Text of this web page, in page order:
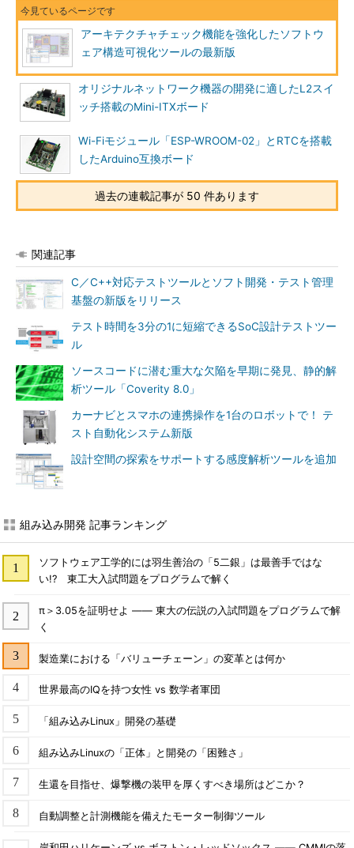
アーキテクチャチェック機能を強化したソフトウ
ェア構造可視化ツールの最新版
オリジナルネットワーク機器の開発に適したL2スイ
ッチ搭載のMini-ITXボード
Wi-Fiモジュール「ESP-WROOM-02」とRTCを搭載
したArduino互換ボード
過去の連載記事が 50 件あります
関連記事
C／C++対応テストツールとソフト開発・テスト管理
基盤の新版をリリース
テスト時間を3分の1に短縮できるSoC設計テストツー
ル
ソースコードに潜む重大な欠陥を早期に発見、静的解
析ツール「Coverity 8.0」
カーナビとスマホの連携操作を1台のロボットで！ テ
スト自動化システム新版
設計空間の探索をサポートする感度解析ツールを追加
組み込み開発 記事ランキング
ソフトウェア工学的には羽生善治の「5二銀」は最善手ではな
い!? 東工大入試問題をプログラムで解く
π＞3.05を証明せよ ―― 東大の伝説の入試問題をプログラムで解
く
製造業における「バリューチェーン」の変革とは何か
世界最高のIQを持つ女性 vs 数学者軍団
「組み込みLinux」開発の基礎
組み込みLinuxの「正体」と開発の「困難さ」
生還を目指せ、爆撃機の装甲を厚くすべき場所はどこか？
自動調整と計測機能を備えたモーター制御ツール